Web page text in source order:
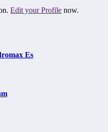
Edit your Profile now.
Es